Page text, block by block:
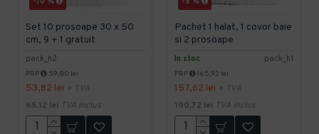
pack_h2
Set 10 prosoape 30 x 50
cm, 9 + 1 gratuit
PRP 59,80 lei
53,82 lei + TVA
65,12 lei TVA inclus
In stoc pack_h1
Pachet 1 halat, 1 covor baie
si 2 prosoape
PRP 165,92 lei
157,62 lei + TVA
190,72 lei TVA inclus